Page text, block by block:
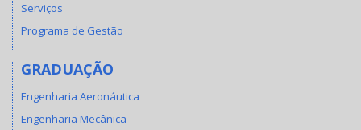
Serviços
Programa de Gestão
GRADUAÇÃO
Engenharia Aeronáutica
Engenharia Mecânica